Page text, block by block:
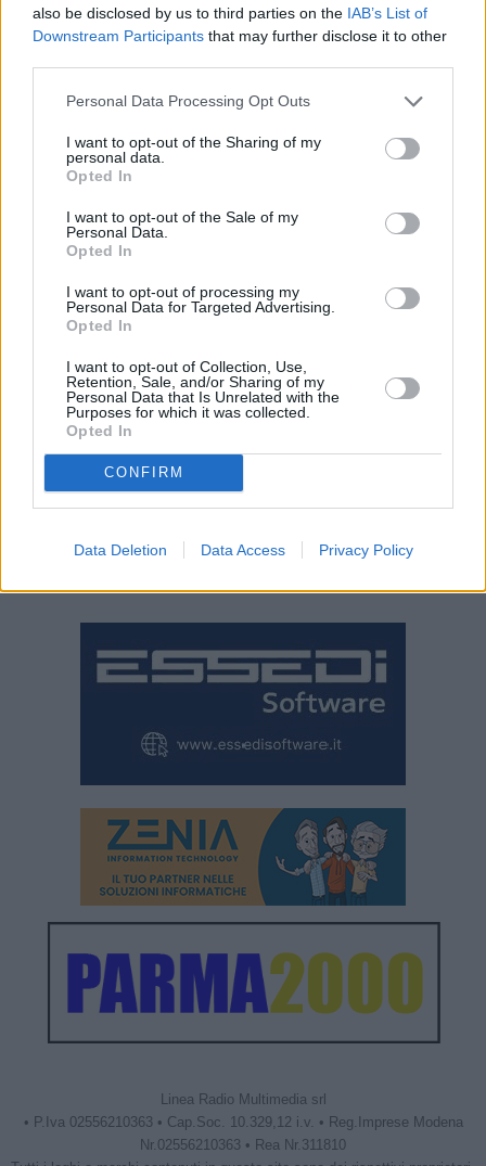
also be disclosed by us to third parties on the IAB’s List of
Downstream Participants that may further disclose it to other
Personal Data Processing Opt Outs
I want to opt-out of the Sharing of my
personal data.
Opted In
I want to opt-out of the Sale of my
Personal Data.
Opted In
I want to opt-out of processing my
Personal Data for Targeted Advertising.
Opted In
I want to opt-out of Collection, Use,
Retention, Sale, and/or Sharing of my
Personal Data that Is Unrelated with the
Purposes for which it was collected.
Opted In
CONFIRM
Data Deletion Data Access Privacy Policy
Anche il comitato regionale Emilia Romagna ha deciso di
posticipare il ritorno in pista delle gare del settore giovanile dopo il
1° febbraio 2022.
giornata del Campionato Girone B. Domenica esordirà nel 2022
contro il Pico della Mirandola all’Arcostruttura di Scandiano,
Linea Radio Multimedia srl
• P.Iva 02556210363 • Cap.Soc. 10.329,12 i.v. • Reg.Imprese Modena
Nr.02556210363 • Rea Nr.311810